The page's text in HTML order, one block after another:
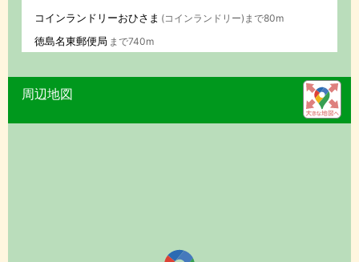
コインランドリーおひさま (コインランドリー)まで80m
徳島名東郵便局 まで740m
周辺地図